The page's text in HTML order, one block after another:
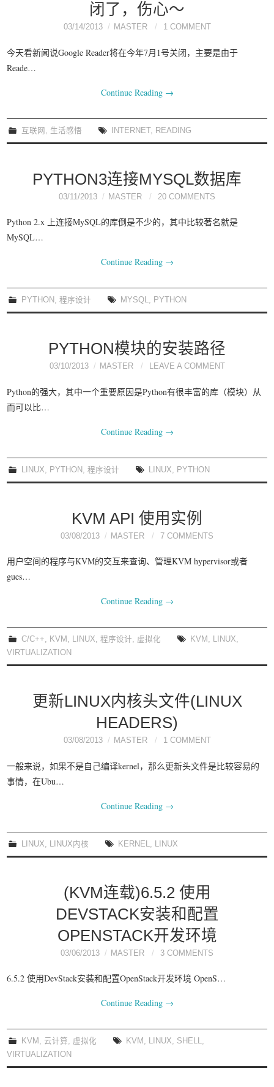
闭了，伤心～
03/14/2013 MASTER 1 COMMENT
今天看新闻说Google Reader将在今年7月1号关闭，主要是由于
Reade…
Continue Reading →
互联网 生活感悟 INTERNET, READING
PYTHON3连接MYSQL数据库
03/11/2013 MASTER 20 COMMENTS
Python 2.x 上连接MySQL的库倒是不少的，其中比较著名就是
MySQL…
Continue Reading →
PYTHON ,程序设计 MYSQL, PYTHON
PYTHON模块的安装路径
03/10/2013 MASTER LEAVE A COMMENT
Python的强大，其中一个重要原因是Python有很丰富的库（模块）从
而可以比…
Continue Reading →
LINUX PYTHON ,程序设计 LINUX PYTHON
KVM API 使用实例
03/08/2013 MASTER 7 COMMENTS
用户空间的程序与KVM的交互来查询、管理KVM hypervisor或者
gues…
Continue Reading →
C/C++, KVM , LINUX,程序设计, 虚拟化 KVM , LINUX,
VIRTUALIZATION
更新LINUX内核头文件(LINUX
HEADERS)
03/08/2013 MASTER 1 COMMENT
一般来说，如果不是自己编译kernel，那么更新头文件是比较容易的
事情，在Ubu…
Continue Reading →
LINUX LINUX内核 KERNEL LINUX
(KVM连载)6.5.2 使用
DEVSTACK安装和配置
OPENSTACK开发环境
03/06/2013 MASTER 3 COMMENTS
6.5.2 使用DevStack安装和配置OpenStack开发环境 OpenS…
Continue Reading →
KVM ,云计算, 虚拟化 KVM , LINUX, SHELL,
VIRTUALIZATION